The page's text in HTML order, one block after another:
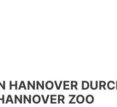
HANNOVER
ZOO